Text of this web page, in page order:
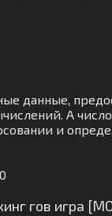
данные,
А
и
гов игра